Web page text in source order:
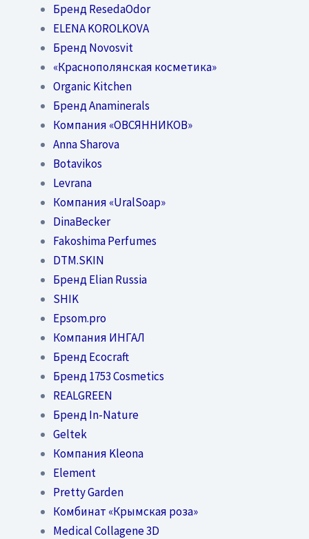
Бренд ResedaOdor
ELENA KOROLKOVA
Бренд Novosvit
«Краснополянская косметика»
Organic Kitchen
Бренд Anaminerals
Компания «ОВСЯННИКОВ»
Anna Sharova
Botavikos
Levrana
Компания «UralSoap»
DinaBecker
Fakoshima Perfumes
DTM.SKIN
Бренд Elian Russia
SHIK
Epsom.pro
Компания ИНГАЛ
Бренд Ecocraft
Бренд 1753 Cosmetics
REALGREEN
Бренд In-Nature
Geltek
Компания Kleona
Element
Pretty Garden
Комбинат «Крымская роза»
Medical Collagene 3D